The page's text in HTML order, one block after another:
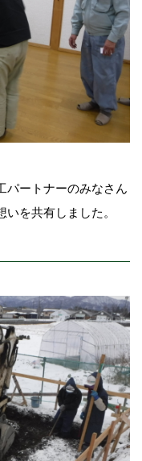
パートナーのみなさん
を共有しました。